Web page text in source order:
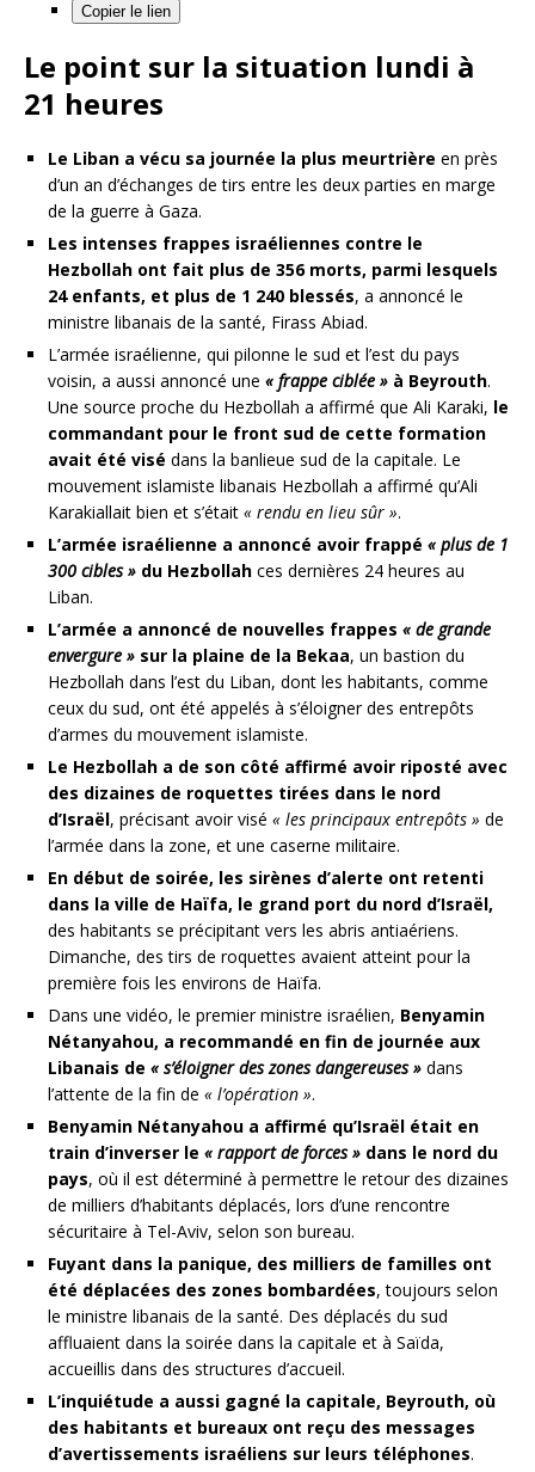
Copier le lien
Le point sur la situation lundi à
21 heures
Le Liban a vécu sa journée la plus meurtrière en près
d’un an d’échanges de tirs entre les deux parties en marge
de la guerre à Gaza.
Les intenses frappes israéliennes contre le
Hezbollah ont fait plus de 356 morts, parmi lesquels
24 enfants, et plus de 1 240 blessés, a annoncé le
ministre libanais de la santé, Firass Abiad.
L’armée israélienne, qui pilonne le sud et l’est du pays
voisin, a aussi annoncé une « frappe ciblée » à Beyrouth.
Une source proche du Hezbollah a affirmé que Ali Karaki, le
commandant pour le front sud de cette formation
avait été visé dans la banlieue sud de la capitale. Le
mouvement islamiste libanais Hezbollah a affirmé qu’Ali
Karakiallait bien et s’était « rendu en lieu sûr ».
L’armée israélienne a annoncé avoir frappé « plus de 1
300 cibles » du Hezbollah ces dernières 24 heures au
Liban.
L’armée a annoncé de nouvelles frappes « de grande
envergure » sur la plaine de la Bekaa, un bastion du
Hezbollah dans l’est du Liban, dont les habitants, comme
ceux du sud, ont été appelés à s’éloigner des entrepôts
d’armes du mouvement islamiste.
Le Hezbollah a de son côté affirmé avoir riposté avec
des dizaines de roquettes tirées dans le nord
d’Israël, précisant avoir visé « les principaux entrepôts » de
l’armée dans la zone, et une caserne militaire.
En début de soirée, les sirènes d’alerte ont retenti
dans la ville de Haïfa, le grand port du nord d’Israël,
des habitants se précipitant vers les abris antiaériens.
Dimanche, des tirs de roquettes avaient atteint pour la
première fois les environs de Haïfa.
Dans une vidéo, le premier ministre israélien, Benyamin
Nétanyahou, a recommandé en fin de journée aux
Libanais de « s’éloigner des zones dangereuses » dans
l’attente de la fin de « l’opération ».
Benyamin Nétanyahou a affirmé qu’Israël était en
train d’inverser le « rapport de forces » dans le nord du
pays, où il est déterminé à permettre le retour des dizaines
de milliers d’habitants déplacés, lors d’une rencontre
sécuritaire à Tel-Aviv, selon son bureau.
Fuyant dans la panique, des milliers de familles ont
été déplacées des zones bombardées, toujours selon
le ministre libanais de la santé. Des déplacés du sud
affluaient dans la soirée dans la capitale et à Saïda,
accueillis dans des structures d’accueil.
L’inquiétude a aussi gagné la capitale, Beyrouth, où
des habitants et bureaux ont reçu des messages
d’avertissements israéliens sur leurs téléphones.